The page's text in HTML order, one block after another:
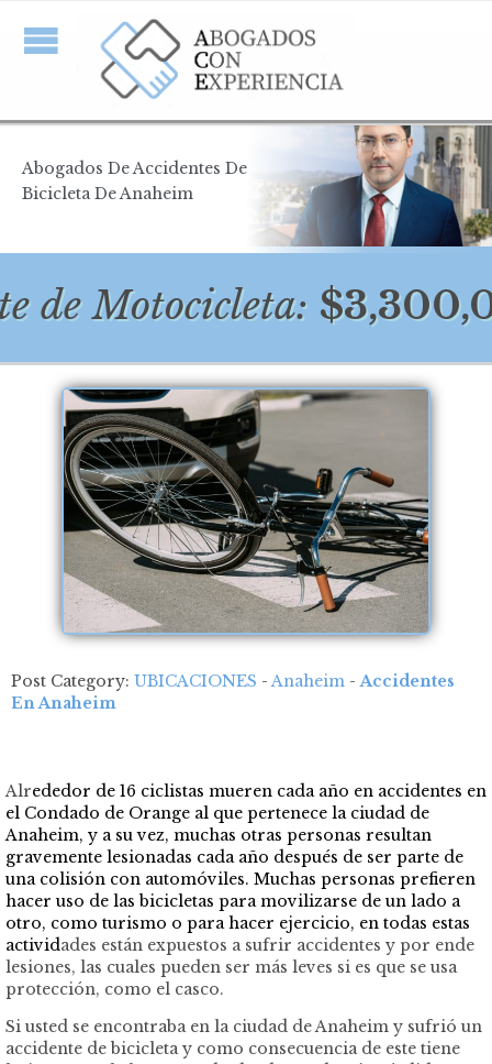
Abogados De Accidentes De
Bicicleta De Anaheim
$3,300,000
Post Category: UBICACIONES -Anaheim -Accidentes
En Anaheim
Alrededor de 16 ciclistas mueren cada año en accidentes en
el Condado de Orange al que pertenece la ciudad de
Anaheim, y a su vez, muchas otras personas resultan
gravemente lesionadas cada año después de ser parte de
una colisión con automóviles. Muchas personas prefieren
hacer uso de las bicicletas para movilizarse de un lado a
otro, como turismo o para hacer ejercicio, en todas estas
actividades están expuestos a sufrir accidentes y por ende
lesiones, las cuales pueden ser más leves si es que se usa
protección, como el casco.
Si usted se encontraba en la ciudad de Anaheim y sufrió un
accidente de bicicleta y como consecuencia de este tiene